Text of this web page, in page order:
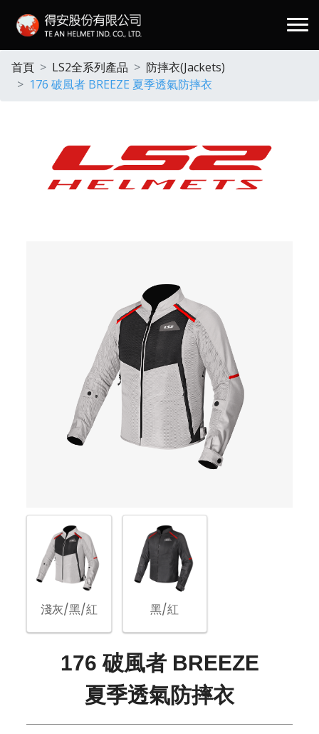
首頁 LS2全系列產品
防摔衣(Jackets)
176 破風者 BREEZE 夏季透氣防摔衣
淺灰/黑/紅 黑/紅
176 破風者 BREEZE
夏季透氣防摔衣